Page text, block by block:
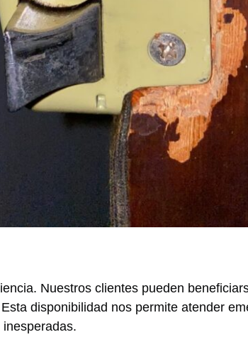
Nuestros clientes pueden
disponibilidad nos permite atender